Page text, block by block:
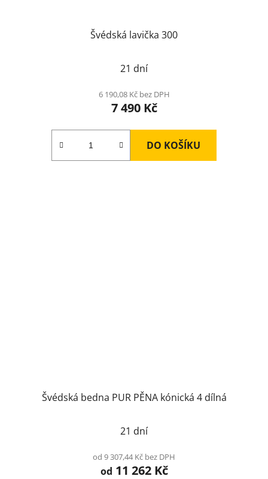
Švédská lavička 300
21 dní
6 190,08 Kč bez DPH
7 490 Kč
DO KOŠÍKU
Švédská bedna PUR PĚNA kónická 4 dílná
21 dní
od 9 307,44 Kč bez DPH
od 11 262 Kč